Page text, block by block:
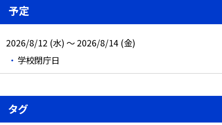
予定
2026/8/12 (水) ～ 2026/8/14 (金)
学校閉庁日
タグ